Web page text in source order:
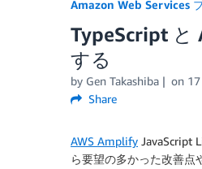
Amazon Web Services
TypeScript と
する
by Gen Takashiba on
Share
AWS Amplify JavaScript
ら要望の多かった改善点